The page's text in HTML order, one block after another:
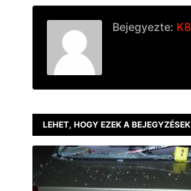
Bejegyezte:
LEHET, HOGY EZEK A